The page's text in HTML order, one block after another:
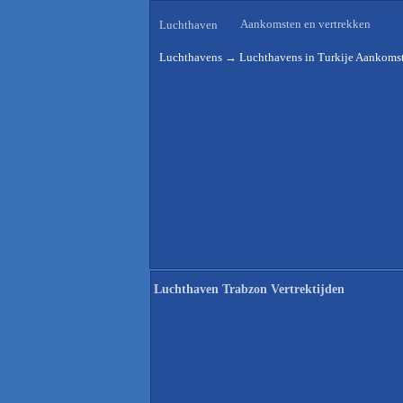
Luchthaven Aankomsten en vertrekken
Luchthavens → Luchthavens in Turkije
Luchthaven Trabzon Vertrektijden